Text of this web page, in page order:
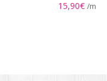
15,90€ /m